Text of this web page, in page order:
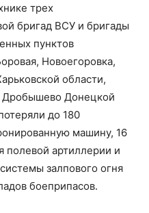
трех
бригад ВСУ и бригады
пунктов
Новоегоровка,
области,
Донецкой
до 180
машину, 16
полевой артиллерии и
залпового огня
боеприпасов.